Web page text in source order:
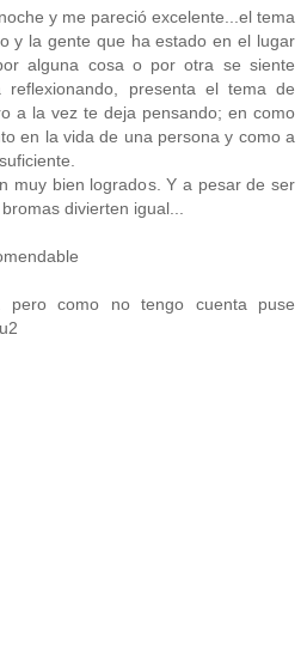
y me pareció excelente...el tema
y la gente que ha estado en el lugar
alguna cosa o por otra se siente
reflexionando, presenta el tema de
a la vez te deja pensando; en como
en la vida de una persona y como a
muy bien logrados. Y a pesar de ser
divierten igual...
pero como no tengo cuenta puse